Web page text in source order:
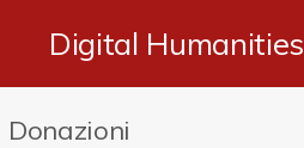
Digital Humanities
Donazioni